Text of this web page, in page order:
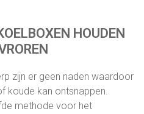
HOUDEN
zijn er geen naden waardoor
koude kan ontsnappen.
methode voor het